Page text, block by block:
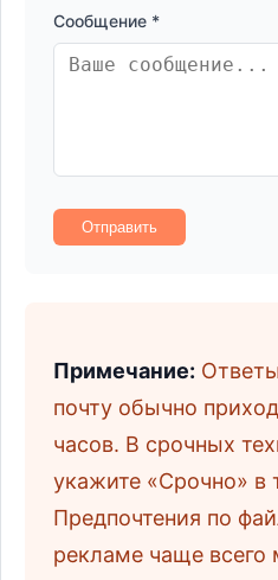
Сообщение *
Отправить
Примечание:
почту обычно
часов. В срочных
укажите «Срочно» в
Предпочтения по
рекламе чаще